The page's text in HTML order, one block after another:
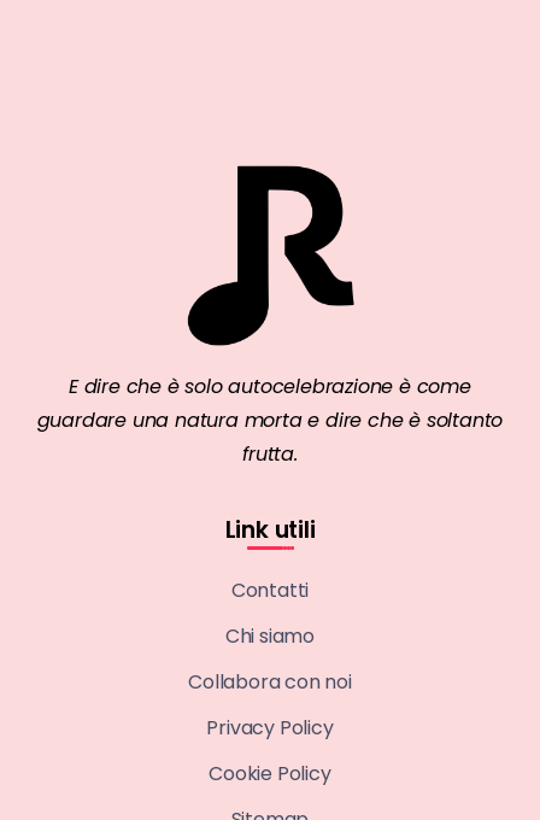
E dire che è solo autocelebrazione è come
guardare una natura morta e dire che è soltanto
frutta.
Link utili
Contatti
Chi siamo
Collabora con noi
Privacy Policy
Cookie Policy